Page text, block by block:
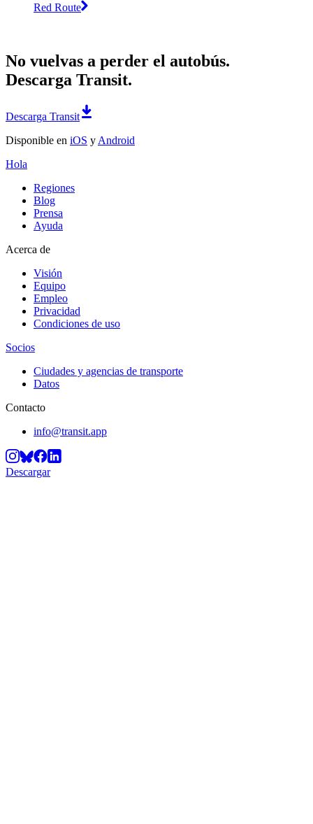
Red Route
No vuelvas a perder el autobús.
Descarga Transit.
Descarga Transit
Disponible en iOS y Android
Hola
Regiones
Blog
Prensa
Ayuda
Acerca de
Visión
Equipo
Empleo
Privacidad
Condiciones de uso
Socios
Ciudades y agencias de transporte
Datos
Contacto
info@transit.app
Descargar